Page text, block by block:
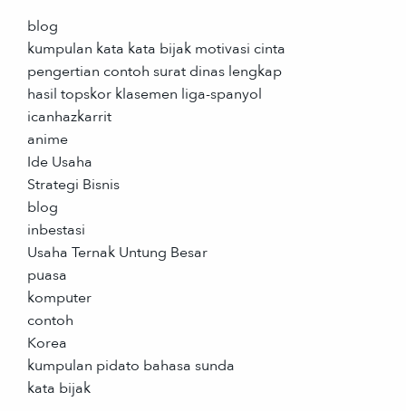
blog
kumpulan kata kata bijak motivasi cinta
pengertian contoh surat dinas lengkap
hasil topskor klasemen liga-spanyol
icanhazkarrit
anime
Ide Usaha
Strategi Bisnis
blog
inbestasi
Usaha Ternak Untung Besar
puasa
komputer
contoh
Korea
kumpulan pidato bahasa sunda
kata bijak